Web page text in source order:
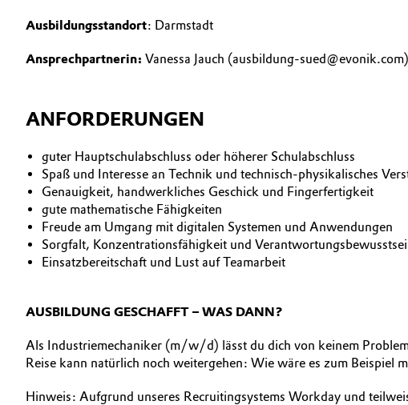
Oil & Gas, Petrochemicals
Pharma & Biopharma
Plastics & Rubber
Pulp, Paper & Packaging
Textiles, Leather & Nonwovens
Ausbildungsstandort: Darmstadt
Ansprechpartnerin: Vanessa Jauch (ausbildung-sued@evonik.com)
ANFORDERUNGEN
guter Hauptschulabschluss oder höherer Schulabschluss
Spaß und Interesse an Technik und technisch-physikalisches
Genauigkeit, handwerkliches Geschick und Fingerfertigkeit
gute mathematische Fähigkeiten
Freude am Umgang mit digitalen Systemen und Anwendungen
Sorgfalt, Konzentrationsfähigkeit und
Einsatzbereitschaft und Lust auf Teamarbeit
AUSBILDUNG GESCHAFFT – WAS DANN?
Als Industriemechaniker (m/w/d) lässt du dich von keinem
Reise kann natürlich noch weitergehen: Wie wäre es zum
Hinweis: Aufgrund unseres Recruitingsystems Workday und